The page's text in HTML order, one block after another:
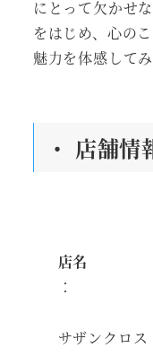
にとって欠かせ
をはじめ、心の
魅力を体感して
・ 店舗情
店名
：
サザンクロス